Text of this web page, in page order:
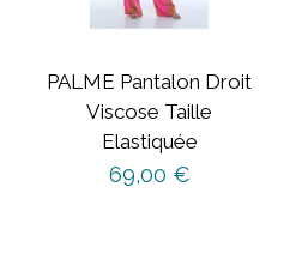
PALME Pantalon Droit
Viscose Taille
Elastiquée
69,00 €